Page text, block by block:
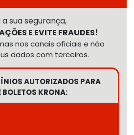
sua segurança,
E EVITE FRAUDES!
nos canais oficiais e não
dados com terceiros.
AUTORIZADOS PARA
BOLETOS KRONA: